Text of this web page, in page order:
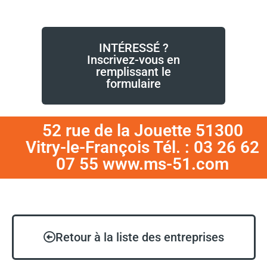
INTÉRESSÉ ?
Inscrivez-vous en
remplissant le
formulaire
52 rue de la Jouette 51300
Vitry-le-François Tél. : 03 26 62
07 55 www.ms-51.com
Retour à la liste des entreprises